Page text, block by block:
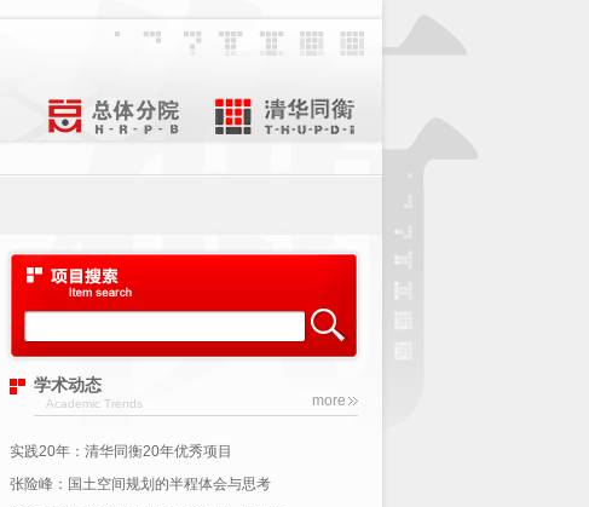
more
学术动态
Academic Trends
实践20年：清华同衡20年优秀项目
张险峰：国土空间规划的半程体会与思考